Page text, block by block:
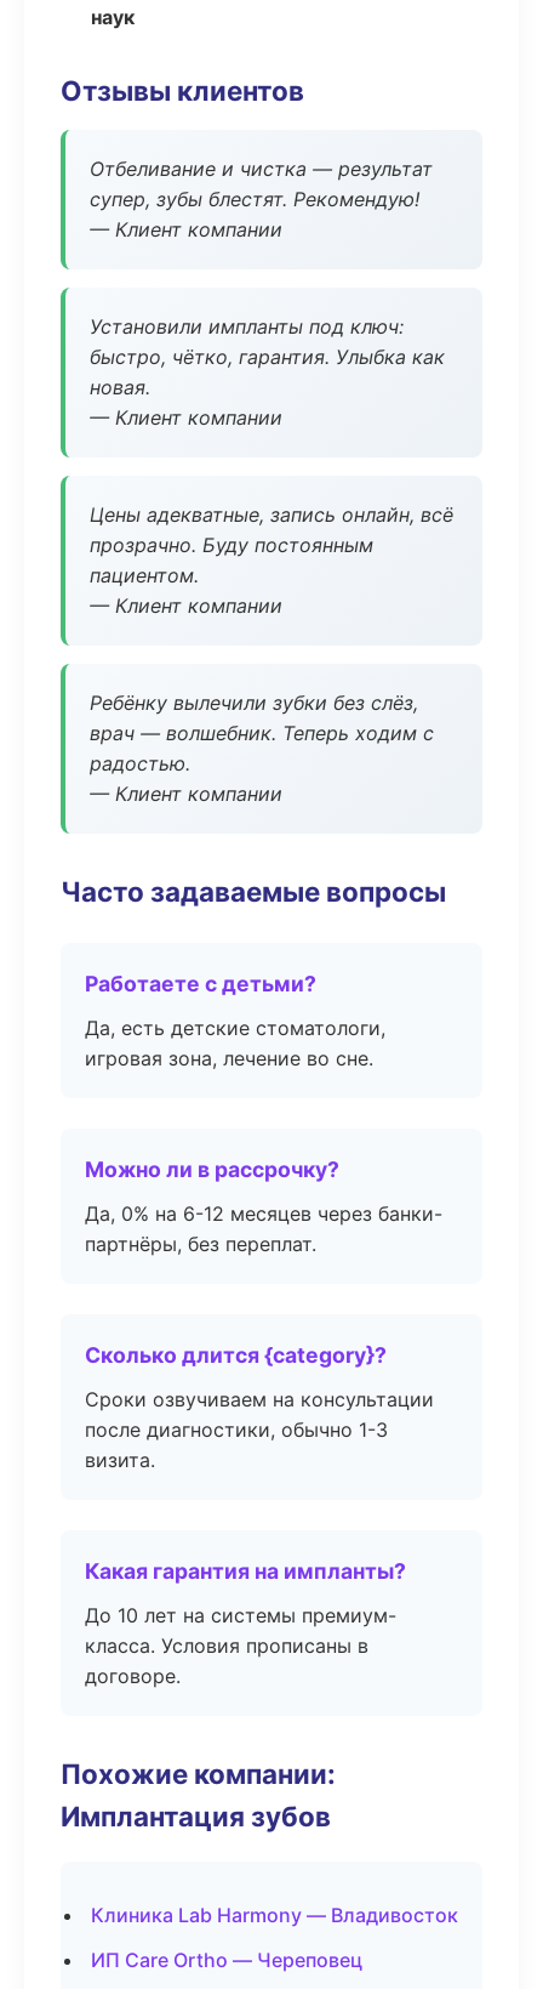
наук
Отзывы клиентов
Отбеливание и чистка — результат
супер, зубы блестят. Рекомендую!
— Клиент компании
Установили импланты под ключ:
быстро, чётко, гарантия. Улыбка как
новая.
— Клиент компании
Цены адекватные, запись онлайн, всё
прозрачно. Буду постоянным
пациентом.
— Клиент компании
Ребёнку вылечили зубки без слёз,
врач — волшебник. Теперь ходим с
радостью.
— Клиент компании
Часто задаваемые вопросы
Работаете с детьми?
Да, есть детские стоматологи,
игровая зона, лечение во сне.
Можно ли в рассрочку?
Да, 0% на 6-12 месяцев через банки-
партнёры, без переплат.
Сколько длится {category}?
Сроки озвучиваем на консультации
после диагностики, обычно 1-3
визита.
Какая гарантия на импланты?
До 10 лет на системы премиум-
класса. Условия прописаны в
договоре.
Похожие компании:
Имплантация зубов
Клиника Lab Harmony — Владивосток
ИП Care Ortho — Череповец